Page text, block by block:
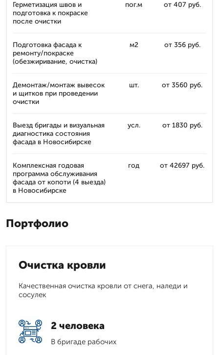
Герметизация швов и
подготовка к покраске
после очистки
пог.м от 407 руб.
Подготовка фасада к
ремонту/покраске
(обезжиривание, очистка)
м2 от 356 руб.
Демонтаж/монтаж вывесок
и щитков при проведении
очистки
шт. от 3560 руб.
Выезд бригады и визуальная
диагностика состояния
фасада в Новосибирске
усл. от 1830 руб.
Комплексная годовая
программа обслуживания
фасада от копоти (4 выезда)
в Новосибирске
год от 42697 руб.
Портфолио
Очистка кровли
Качественная очистка кровли от снега, наледи и
сосулек
2 человека
В бригаде рабочих